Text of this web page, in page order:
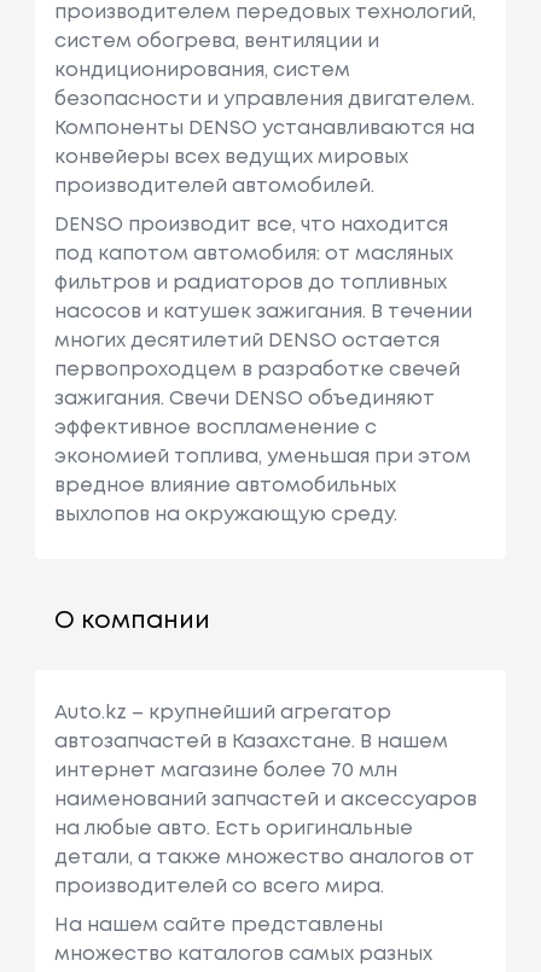
производителем передовых технологий,
систем обогрева, вентиляции и
кондиционирования, систем
безопасности и управления двигателем.
Компоненты DENSO устанавливаются на
конвейеры всех ведущих мировых
производителей автомобилей.
DENSO производит все, что находится
под капотом автомобиля: от масляных
фильтров и радиаторов до топливных
насосов и катушек зажигания. В течении
многих десятилетий DENSO остается
первопроходцем в разработке свечей
зажигания. Свечи DENSO объединяют
эффективное воспламенение с
экономией топлива, уменьшая при этом
вредное влияние автомобильных
выхлопов на окружающую среду.
О компании
Auto.kz – крупнейший агрегатор
автозапчастей в Казахстане. В нашем
интернет магазине более 70 млн
наименований запчастей и аксессуаров
на любые авто. Есть оригинальные
детали, а также множество аналогов от
производителей со всего мира.
На нашем сайте представлены
множество каталогов самых разных